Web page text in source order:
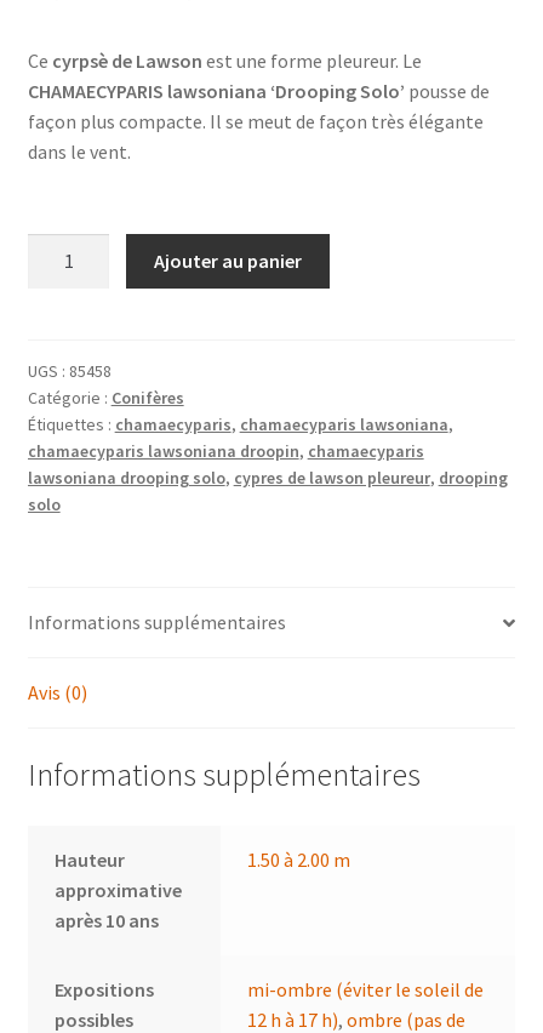
prix :
89,90 €
Ce cyrpsè de Lawson est une forme pleureur. Le
CHAMAECYPARIS lawsoniana ‘Drooping Solo’ pousse de
façon plus compacte. Il se meut de façon très élégante
dans le vent.
'Drooping
Solo'
Ajouter au panier
UGS : 85458
Catégorie : Conifères
Étiquettes : chamaecyparis, chamaecyparis lawsoniana,
chamaecyparis lawsoniana droopin, chamaecyparis
lawsoniana drooping solo, cypres de lawson pleureur, drooping
solo
Informations supplémentaires
Avis (0)
Informations supplémentaires
Hauteur
approximative
après 10 ans
1.50 à 2.00 m
Expositions
possibles
mi-ombre (éviter le soleil de
12 h à 17 h),ombre (pas de